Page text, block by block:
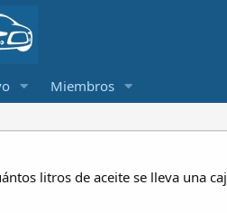
Miembros
litros de aceite se lleva una